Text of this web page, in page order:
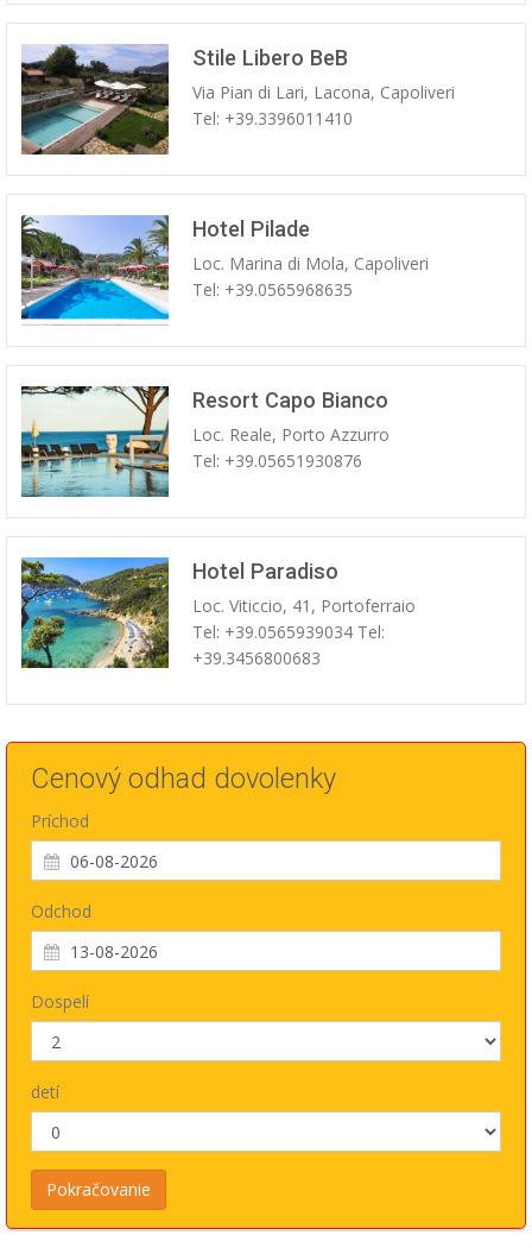
Stile Libero BeB
Via Pian di Lari, Lacona, Capoliveri
Tel: +39.3396011410
Hotel Pilade
Loc. Marina di Mola, Capoliveri
Tel: +39.0565968635
Resort Capo Bianco
Loc. Reale, Porto Azzurro
Tel: +39.05651930876
Hotel Paradiso
Loc. Viticcio, 41, Portoferraio
Tel: +39.0565939034 Tel:
+39.3456800683
Cenový odhad dovolenky
Príchod
Odchod
Dospelí
detí